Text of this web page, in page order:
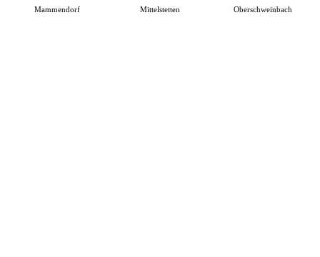
Mammendorf Mittelstetten Oberschweinbach